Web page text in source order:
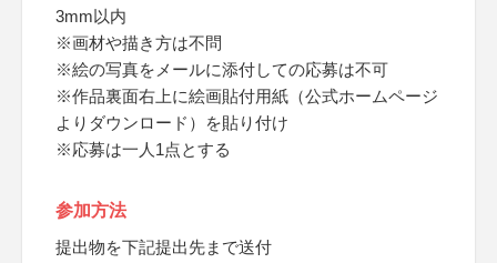
3mm以内
※画材や描き方は不問
※絵の写真をメールに添付しての応募は不可
※作品裏面右上に絵画貼付用紙（公式ホームページ
よりダウンロード）を貼り付け
※応募は一人1点とする
参加方法
提出物を下記提出先まで送付